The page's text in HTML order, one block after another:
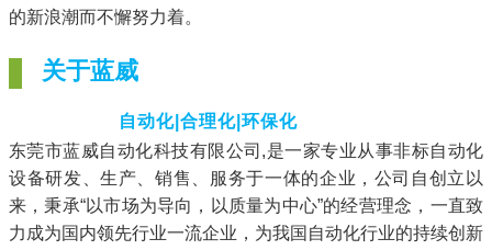
的新浪潮而不懈努力着。
关于蓝威
自动化|合理化|环保化
东莞市蓝威自动化科技有限公司,是一家专业从事非标自动化
设备研发、生产、销售、服务于一体的企业，公司自创立以
来，秉承“以市场为导向，以质量为中心”的经营理念，一直致
力成为国内领先行业一流企业，为我国自动化行业的持续创新